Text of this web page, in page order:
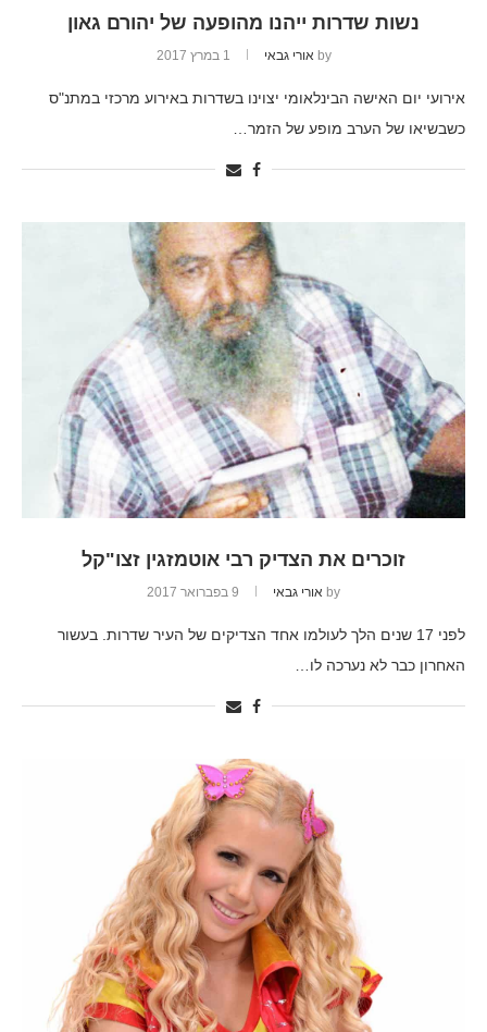
נשות שדרות ייהנו מהופעה של יהורם גאון
by אורי גבאי 1 במרץ 2017
אירועי יום האישה הבינלאומי יצוינו בשדרות באירוע מרכזי במתנ"ס
כשבשיאו של הערב מופע של הזמר…
זוכרים את הצדיק רבי אוטמזגין זצו"קל
by אורי גבאי 9 בפברואר 2017
לפני 17 שנים הלך לעולמו אחד הצדיקים של העיר שדרות. בעשור
האחרון כבר לא נערכה לו…